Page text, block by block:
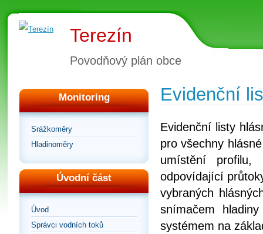
Terezín
Povodňový plán obce
Monitoring
Srážkoměry
Hladinoměry
Úvodní část
Úvod
Správci vodních toků
Evidenční
Evidenční listy
pro všechny
umístění
odpovídající
vybraných
snímačem
systémem na